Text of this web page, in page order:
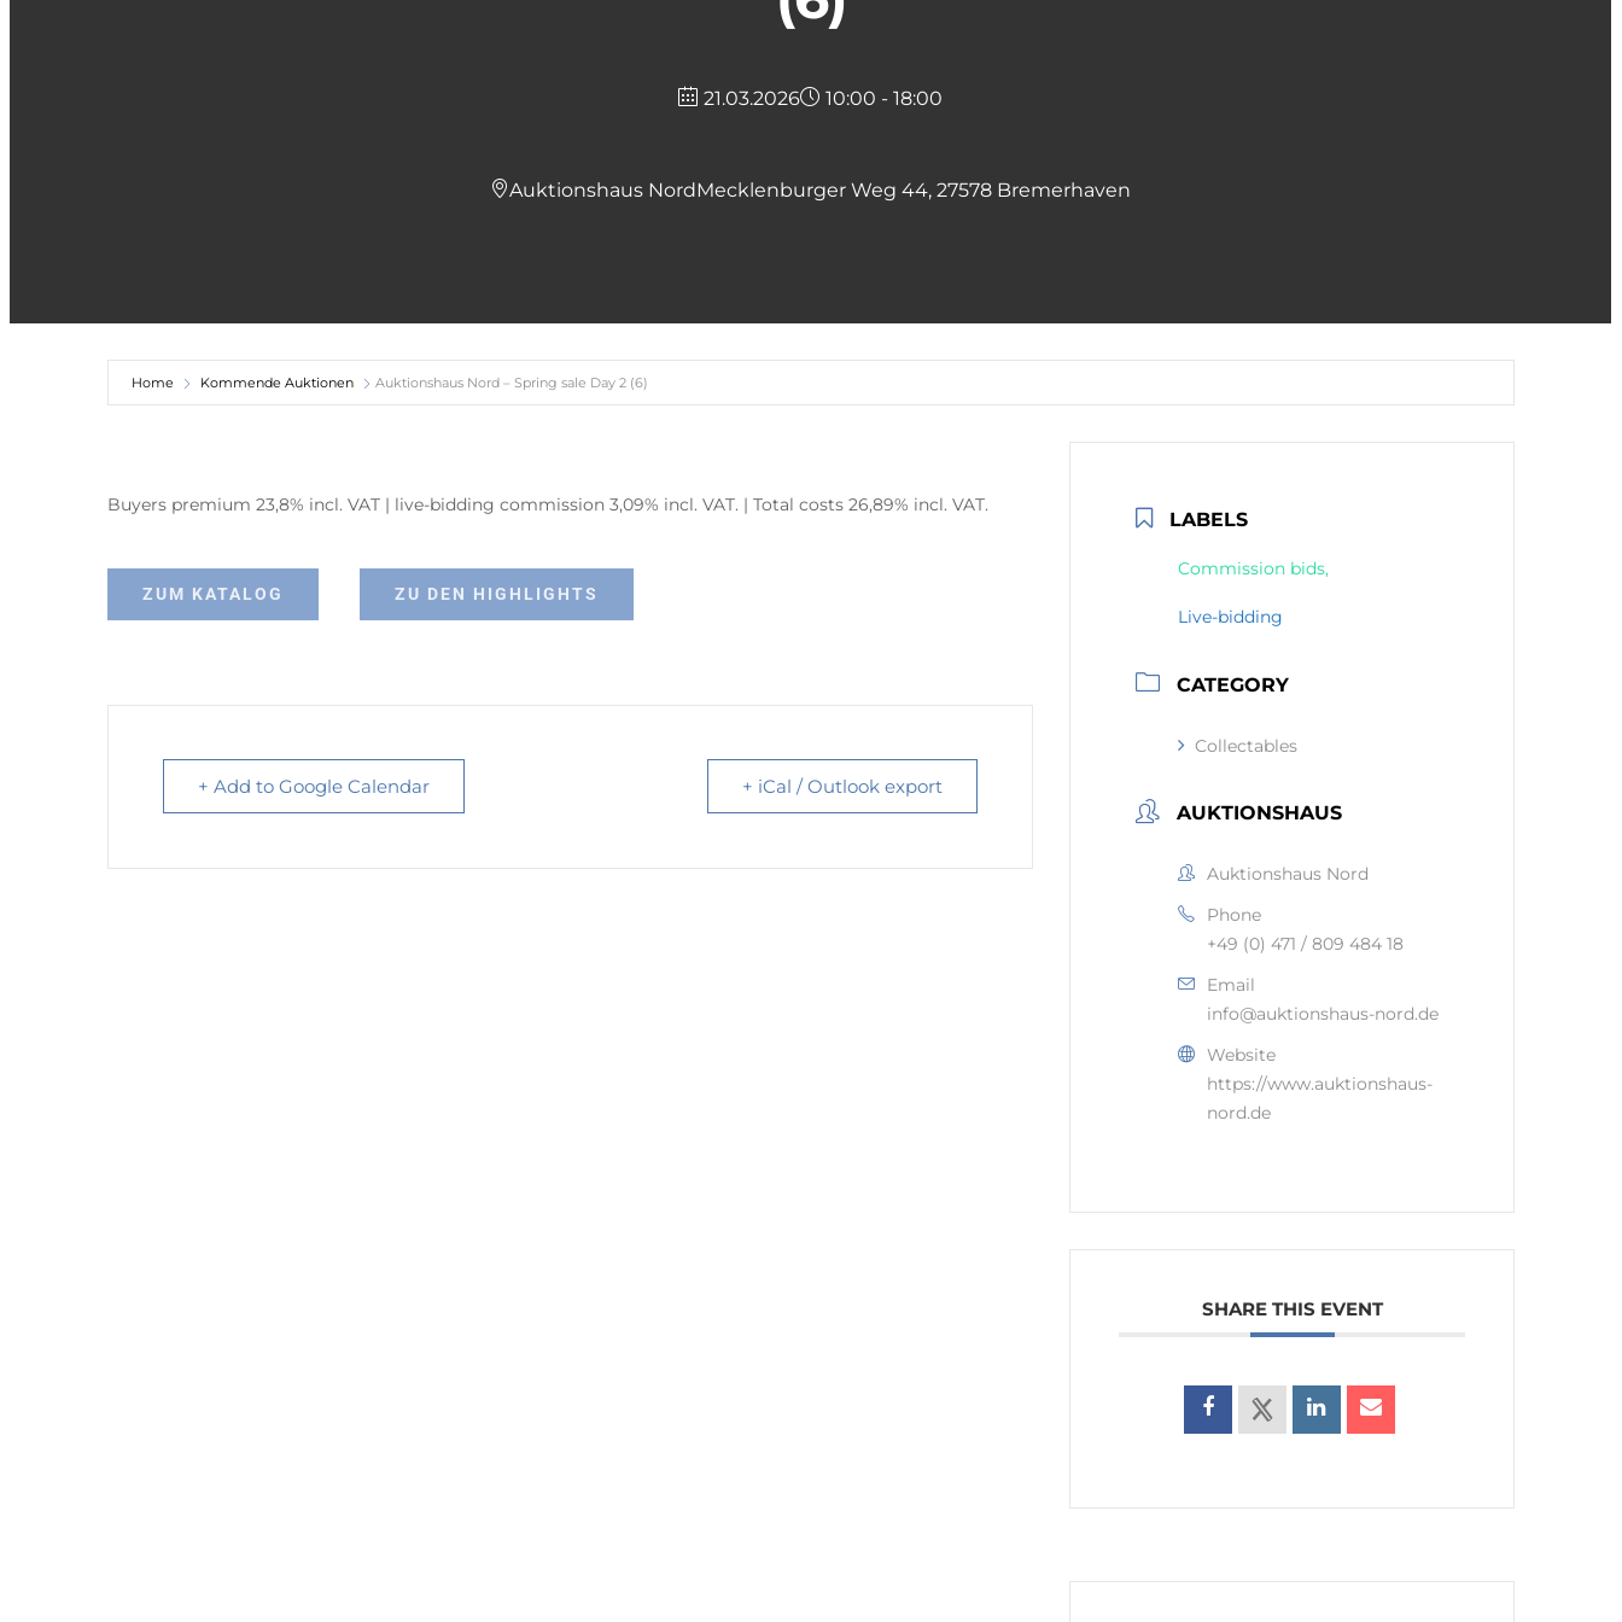
21.03.2026 10:00 - 18:00
Auktionshaus NordMecklenburger Weg 44, 27578 Bremerhaven
Home Kommende Auktionen Auktionshaus Nord – Spring sale Day 2 (6)
Buyers premium 23,8% incl. VAT | live-bidding commission 3,09% incl. VAT. | Total costs 26,89% incl. VAT.
ZUM KATALOG ZU DEN HIGHLIGHTS
+ Add to Google Calendar + iCal / Outlook export
LABELS
Commission bids,
Live-bidding
CATEGORY
Collectables
AUKTIONSHAUS
Auktionshaus Nord
Phone
+49 (0) 471 / 809 484 18
Email
info@auktionshaus-nord.de
Website
https://www.auktionshaus-
nord.de
SHARE THIS EVENT